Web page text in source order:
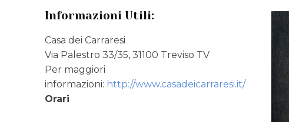
Informazioni Utili:
Casa dei Carraresi
Via Palestro 33/35, 31100 Treviso TV
Per maggiori
informazioni: http://www.casadeicarraresi.it/
Orari